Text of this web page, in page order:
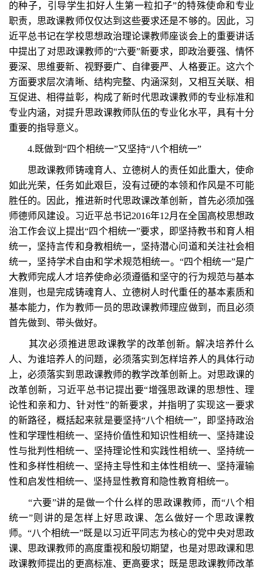
的种子，引导学生扣好人生第一粒扣子”的特殊使命和专业
职责，思政课教师仅仅达到这些要求还是不够的。因此，习
近平总书记在学校思想政治理论课教师座谈会上的重要讲话
中提出了对思政课教师的“六要”新要求，即政治要强、情怀
要深、思维要新、视野要广、自律要严、人格要正。这六个
方面要求层次清晰、结构完整、内涵深刻，又相互关联、相
互促进、相得益彰，构成了新时代思政课教师的专业标准和
专业内涵，对提升思政课教师队伍的专业化水平，具有十分
重要的指导意义。
4.既做到“四个相统一”又坚持“八个相统一”
思政课教师铸魂育人、立德树人的责任如此重大，使命
如此光荣，任务如此艰巨，没有过硬的本领和作风是不可能
胜任的。因此，推进新时代思政课改革创新，首先必须加强
师德师风建设。习近平总书记2016年12月在全国高校思想政
治工作会议上提出“四个相统一”要求，即坚持教书和育人相
统一，坚持言传和身教相统一，坚持潜心问道和关注社会相
统一，坚持学术自由和学术规范相统一。“四个相统一”是广
大教师完成人才培养使命必须遵循和坚守的行为规范与基本
准则，也是完成铸魂育人、立德树人时代重任的基本素质和
基本能力，作为教师一员的思政课教师理应做到，而且必须
首先做到、带头做好。
其次必须推进思政课教学的改革创新。解决培养什么
人、为谁培养人的问题，必须落实到怎样培养人的具体行动
上，必须落实到思政课教师的教学改革创新上。对思政课的
改革创新，习近平总书记提出要“增强思政课的思想性、理
论性和亲和力、针对性”的新要求，并指明了实现这一要求
的新路径，概括起来就是要坚持“八个相统一”，即坚持政治
性和学理性相统一、坚持价值性和知识性相统一、坚持建设
性与批判性相统一、坚持理论性和实践性相统一、坚持统一
性和多样性相统一、坚持主导性和主体性相统一、坚持灌输
性和启发性相统一、坚持显性教育和隐性教育相统一。
“六要”讲的是做一个什么样的思政课教师，而“八个相
统一”则讲的是怎样上好思政课、怎么做好一个思政课教
师。“八个相统一”既是以习近平同志为核心的党中央对思政
课、思政课教师的高度重视和殷切期望，也是对思政课和思
政课教师提出的更高标准、更高要求；既是思政课教师改革